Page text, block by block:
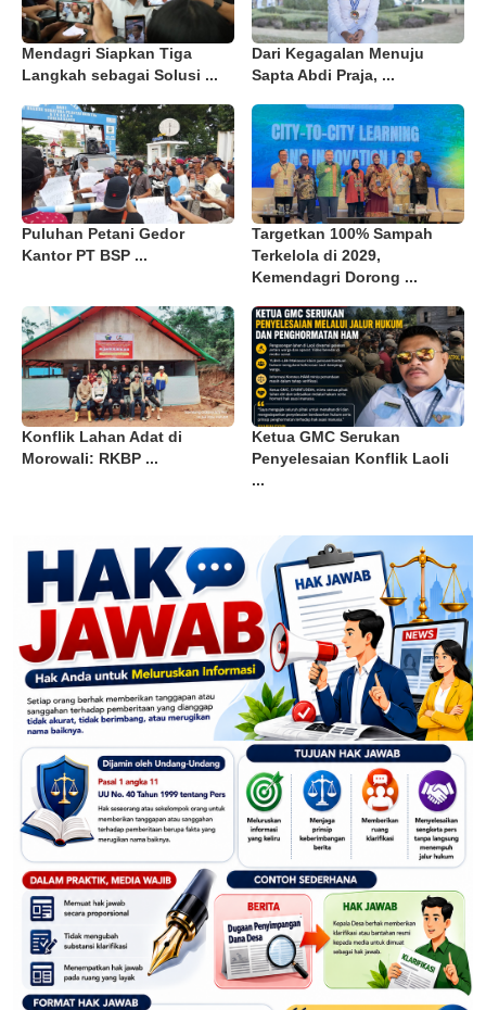
Mendagri Siapkan Tiga
Langkah sebagai Solusi ...
Dari Kegagalan Menuju
Sapta Abdi Praja, ...
Puluhan Petani Gedor
Kantor PT BSP ...
Targetkan 100% Sampah
Terkelola di 2029,
Kemendagri Dorong ...
Konflik Lahan Adat di
Morowali: RKBP ...
Ketua GMC Serukan
Penyelesaian Konflik Laoli
...